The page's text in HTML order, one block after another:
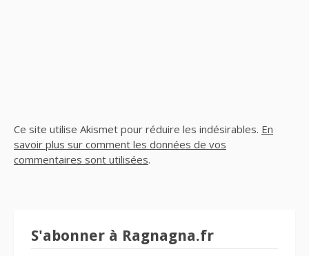
Ce site utilise Akismet pour réduire les indésirables. En
savoir plus sur comment les données de vos
commentaires sont utilisées.
S'abonner à Ragnagna.fr